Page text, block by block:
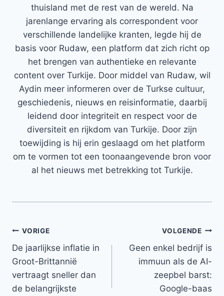
thuisland met de rest van de wereld. Na
jarenlange ervaring als correspondent voor
verschillende landelijke kranten, legde hij de
basis voor Rudaw, een platform dat zich richt op
het brengen van authentieke en relevante
content over Turkije. Door middel van Rudaw, wil
Aydin meer informeren over de Turkse cultuur,
geschiedenis, nieuws en reisinformatie, daarbij
leidend door integriteit en respect voor de
diversiteit en rijkdom van Turkije. Door zijn
toewijding is hij erin geslaagd om het platform
om te vormen tot een toonaangevende bron voor
al het nieuws met betrekking tot Turkije.
Bericht
navigatie
VORIGE
De jaarlijkse inflatie in
Groot-Brittannië
vertraagt ​​sneller dan
de belangrijkste
VOLGENDE
Geen enkel bedrijf is
immuun als de AI-
zeepbel barst:
Google-baas